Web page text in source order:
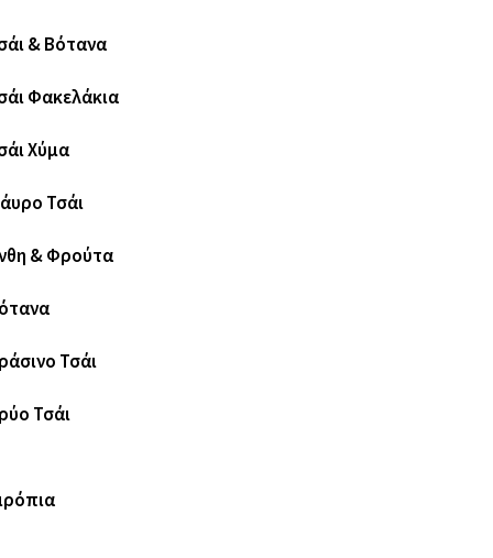
& Βότανα
Φακελάκια
Χύμα
Τσάι
& Φρούτα
Τσάι
Τσάι